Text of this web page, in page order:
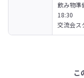
飲み物準
18:30
交流会ス
こ